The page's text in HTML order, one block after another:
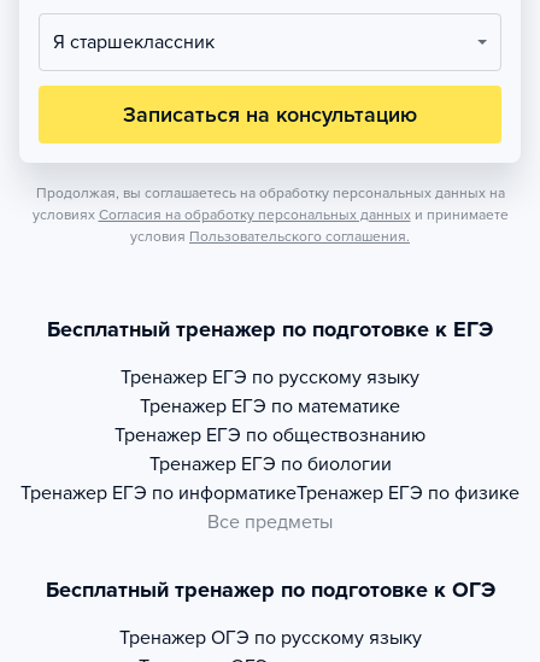
Я старшеклассник
Записаться на консультацию
Продолжая, вы соглашаетесь на обработку персональных данных на
условиях Согласия на обработку персональных данных и принимаете
условия Пользовательского соглашения.
Бесплатный тренажер по подготовке к ЕГЭ
Тренажер ЕГЭ по русскому языку
Тренажер ЕГЭ по математике
Тренажер ЕГЭ по обществознанию
Тренажер ЕГЭ по биологии
Тренажер ЕГЭ по информатикеТренажер ЕГЭ по физике
Все предметы
Бесплатный тренажер по подготовке к ОГЭ
Тренажер ОГЭ по русскому языку